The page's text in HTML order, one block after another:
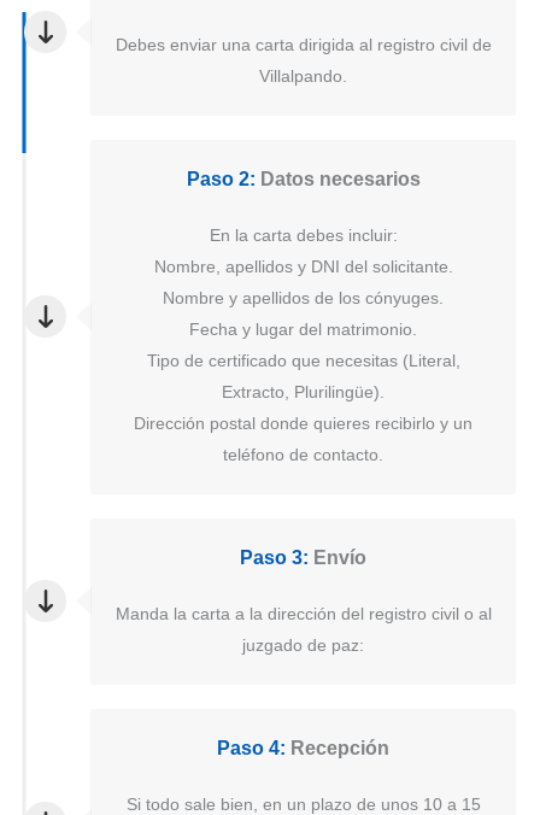
Debes enviar una carta dirigida al registro civil de
Villalpando.
Paso 2: Datos necesarios
En la carta debes incluir:
Nombre, apellidos y DNI del solicitante.
Nombre y apellidos de los cónyuges.
Fecha y lugar del matrimonio.
Tipo de certificado que necesitas (Literal,
Extracto, Plurilingüe).
Dirección postal donde quieres recibirlo y un
teléfono de contacto.
Paso 3: Envío
Manda la carta a la dirección del registro civil o al
juzgado de paz:
Paso 4: Recepción
Si todo sale bien, en un plazo de unos 10 a 15